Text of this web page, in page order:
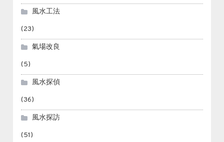
風水工法
(23)
氣場改良
(5)
風水探偵
(36)
風水探訪
(51)